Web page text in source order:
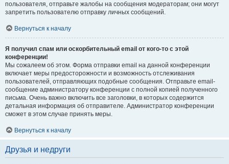
пользователя, отправьте жалобы на сообщения модераторам; они могут
запретить пользователю отправку личных сообщений.
Вернуться к началу
Я получил спам или оскорбительный email от кого-то с этой
конференции!
Мы сожалеем об этом. Форма отправки email на данной конференции
включает меры предосторожности и возможность отслеживания
пользователей, отправляющих подобные сообщения. Отправьте email-
сообщение администратору конференции с полной копией полученного
письма. Очень важно включить все заголовки, в которых содержится
детальная информация об отправителе. Администратор конференции
сможет в этом случае принять меры.
Вернуться к началу
Друзья и недруги